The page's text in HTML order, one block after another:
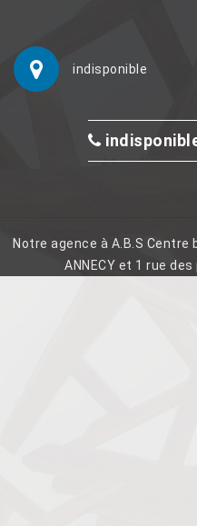
indisponible
Notre agence à A.B.S Centre
ANNECY et 1 rue des